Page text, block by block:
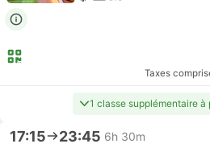
Taxes
1 classe supplémentaire à
17:15 23:45 6h 30m